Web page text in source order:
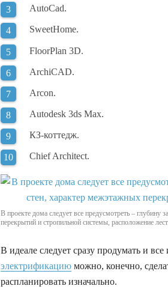
AutoCad.
SweetHome.
FloorPlan 3D.
ArchiCAD.
Arcon.
Autodesk 3ds Max.
КЗ-коттедж.
Chief Architect.
В проекте дома следует все предусмотреть – глубину
перекрытий и стропильной системы, расположение
В идеале следует сразу продумать и
электрификацию можно, конечно,
распланировать изначально.